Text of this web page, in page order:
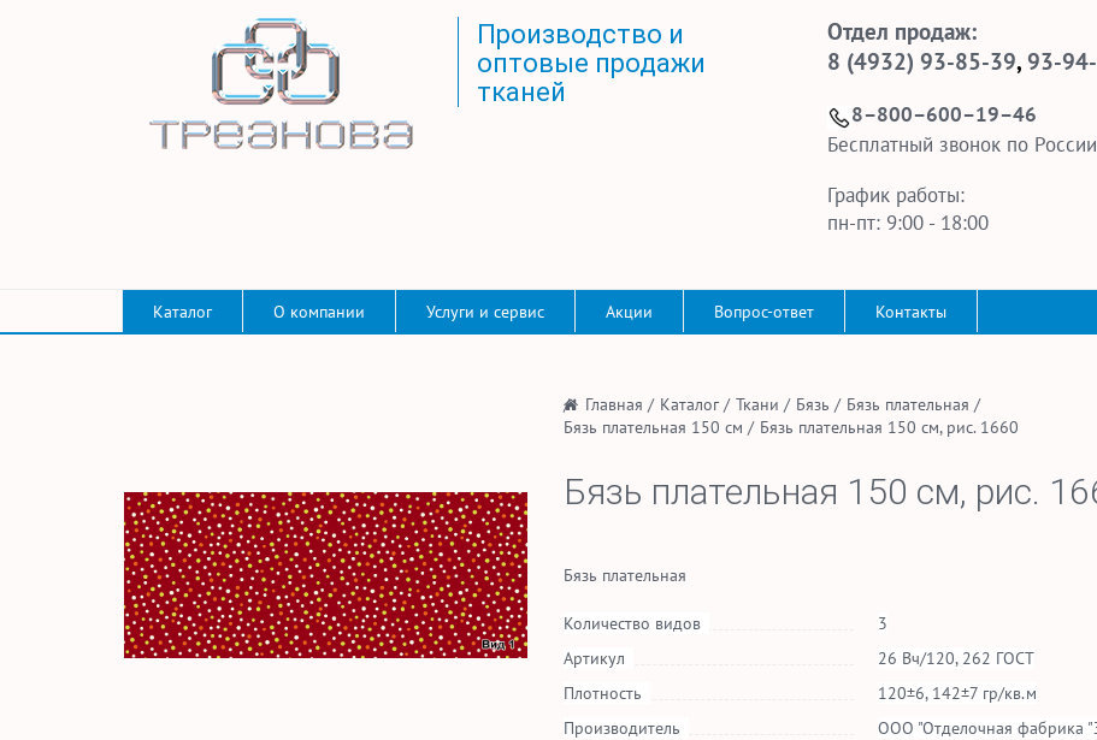
Производство и
оптовые продажи
тканей
Отдел продаж:
8 (4932) 93-85-39, 93-
8–800–600–19–46
Бесплатный звонок по России
График работы:
пн-пт: 9:00 - 18:00
Каталог О компании Услуги и сервис Акции Вопрос-ответ Контакты
/ Главная / Каталог/ Ткани / Бязь / Бязь плательная /
Бязь плательная 150 см / Бязь плательная 150 см, рис. 1660
Бязь плательная 150 см, рис.
Бязь плательная
Количество видов
3
Артикул
26 Вч/120, 262 ГОСТ
Плотность
120±6, 142±7 гр/кв.м
Производитель
ООО "Отделочная фабрика